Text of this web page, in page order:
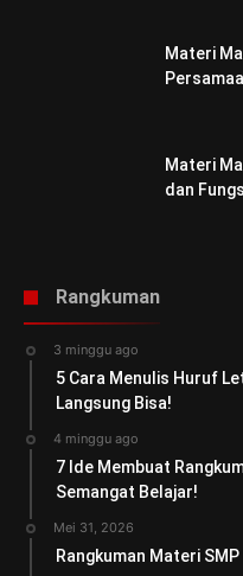
Materi
Materi
dan
Rangkuman
3 minggu ago
5 Cara Menulis Huruf
Langsung Bisa!
4 minggu ago
7 Ide Membuat
Semangat Belajar!
Mei 31, 2026
Rangkuman Materi